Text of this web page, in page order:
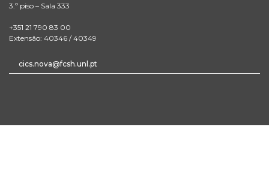
3.º piso – Sala 333
+351 21 790 83 00
Extensão: 40346 / 40349
cics.nova@fcsh.unl.pt